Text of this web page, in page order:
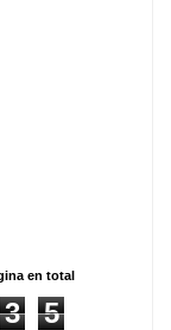
en total
3
5